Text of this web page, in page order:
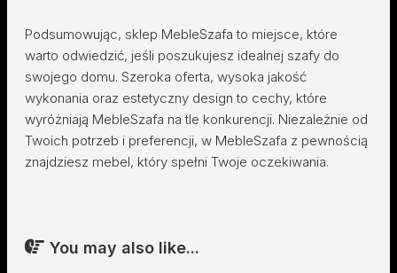
Podsumowując, sklep MebleSzafa to miejsce, które
warto odwiedzić, jeśli poszukujesz idealnej szafy do
swojego domu. Szeroka oferta, wysoka jakość
wykonania oraz estetyczny design to cechy, które
wyróżniają MebleSzafa na tle konkurencji. Niezależnie od
Twoich potrzeb i preferencji, w MebleSzafa z pewnością
znajdziesz mebel, który spełni Twoje oczekiwania.
You may also like...